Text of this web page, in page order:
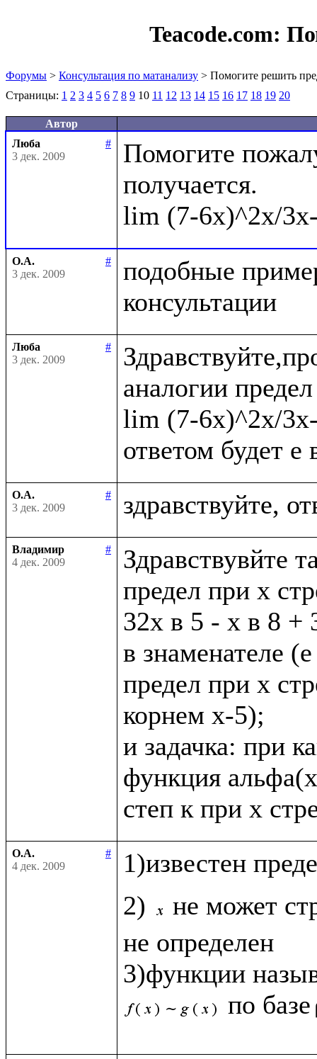
Teacode.com:
Форумы > Консультация по матанализу > Помогите решить
Страницы: 1 2 3 4 5 6 7 8 9 10 11 12 13 14 15 16 17 18 19 20
Автор
Люба
#
3 дек. 2009
Помогите
получается.
О.А.
#
3 дек. 2009
подобные
Люба
#
3 дек. 2009
аналогии
lim (7-6x)^2x/
О.А.
#
3 дек. 2009
Владимир
#
4 дек. 2009
Здравствувйте
предел при х
32х в 5 - х в 8 +
в знаменателе
предел при х
корнем х-5);
и задачка: при
функция
О.А.
#
4 дек. 2009
1)известен
2)
не может
не определен
3)функции
по базе